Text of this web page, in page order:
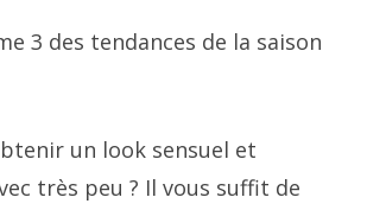
3 des tendances de la saison
un look sensuel et
très peu ? Il vous suffit de